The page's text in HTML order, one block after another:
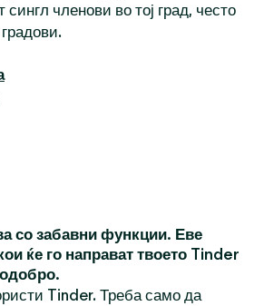
сингл членови во тој град, често
со забавни функции. Еве
ќе го направат твоето Tinder
Tinder. Треба само да